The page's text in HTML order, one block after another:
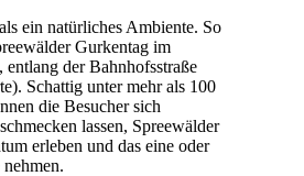
ein natürliches Ambiente. So
Gurkentag im
der Bahnhofsstraße
Schattig unter mehr als 100
die Besucher sich
lassen, Spreewälder
erleben und das eine oder